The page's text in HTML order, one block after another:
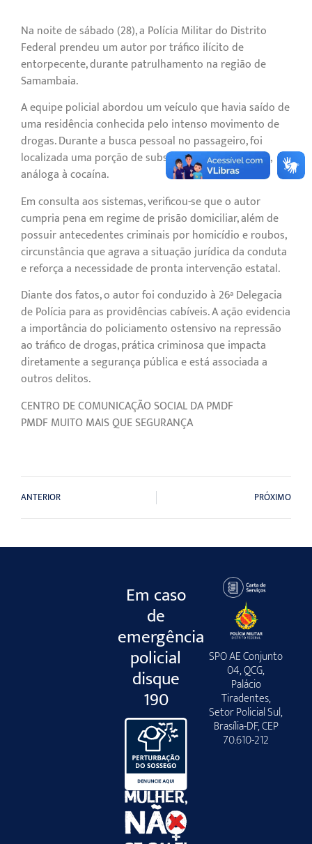
Na noite de sábado (28), a Polícia Militar do Distrito
Federal prendeu um autor por tráfico ilícito de
entorpecente, durante patrulhamento na região de
Samambaia.
A equipe policial abordou um veículo que havia saído de
uma residência conhecida pelo intenso movimento de
drogas. Durante a busca pessoal no passageiro, foi
localizada uma porção de substância esbranquiçada,
análoga à cocaína.
Em consulta aos sistemas, verificou-se que o autor
cumpria pena em regime de prisão domiciliar, além de
possuir antecedentes criminais por homicídio e roubos,
circunstância que agrava a situação jurídica da conduta
e reforça a necessidade de pronta intervenção estatal.
Diante dos fatos, o autor foi conduzido à 26ª Delegacia
de Polícia para as providências cabíveis. A ação evidencia
a importância do policiamento ostensivo na repressão
ao tráfico de drogas, prática criminosa que impacta
diretamente a segurança pública e está associada a
outros delitos.
CENTRO DE COMUNICAÇÃO SOCIAL DA PMDF
PMDF MUITO MAIS QUE SEGURANÇA
ANTERIOR PRÓXIMO
Em caso
de
emergência
policial
disque
190
SPO AE Conjunto
04, QCG,
Palácio
Tiradentes,
Setor Policial Sul,
Brasília-DF, CEP
70.610-212